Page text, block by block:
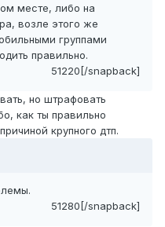
месте, либо на
возле этого же
группами
правильно.
51220[/snapback]
но штрафовать
как ты правильно
крупного дтп.
51280[/snapback]